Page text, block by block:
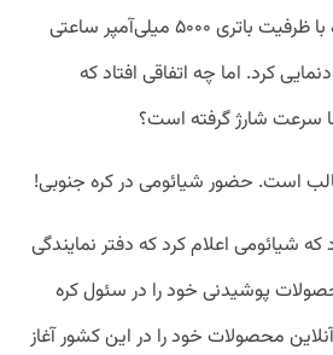
شارژ سریع ۴۵ واتی همراه با ظرفیت باتری ۵۰۰۰ میلی‌آمپر ساعتی
کرد. اما چه اتفاقی افتاد که
سرعت شارژ گرفته است؟
است. حضور شیائومی در کره جنوبی!
۲۲ دی ماه ۱۴۰۳ بود که شیائومی اعلام کرد که دفتر نمایندگی
پوشیدنی خود را در سئول کره
محصولات خود را در این کشور آغاز